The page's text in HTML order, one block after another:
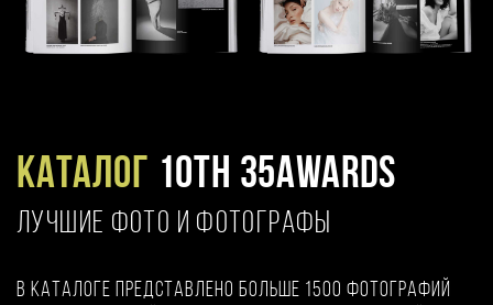
Каталог 10TH 35AWARDS
ЛУЧШИЕ ФОТО И ФОТОГРАФЫ
В каталоге представлено больше 1500 фотографий